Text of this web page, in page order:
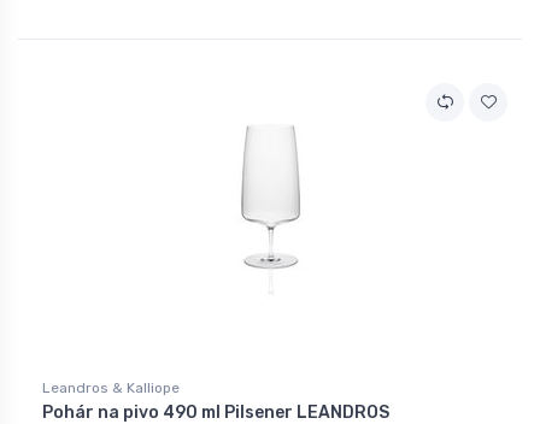
Leandros & Kalliope
Pohár na pivo 490 ml Pilsener LEANDROS